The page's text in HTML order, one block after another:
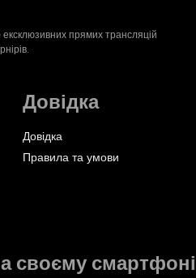
прямих трансляцій
Довідка
Довідка
Правила та умови
своєму смартфоні